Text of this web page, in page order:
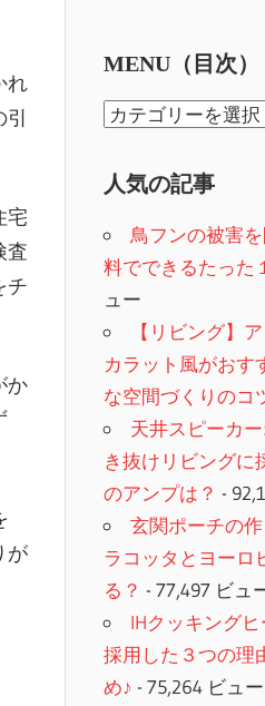
れ
宅
査
チ
か
が
MENU（目次）
MENU（目
人気の記事
鳥フンの被害
料でできるたった
ュー
【リビング】
カラット風がおす
な空間づくりのコ
天井スピーカ
き抜けリビングに
のアンプは？ -
玄関ポーチの
ラコッタとヨーロ
る？ - 77,497 ビュ
IHクッキング
採用した３つの理
め♪ - 75,264 ビュー